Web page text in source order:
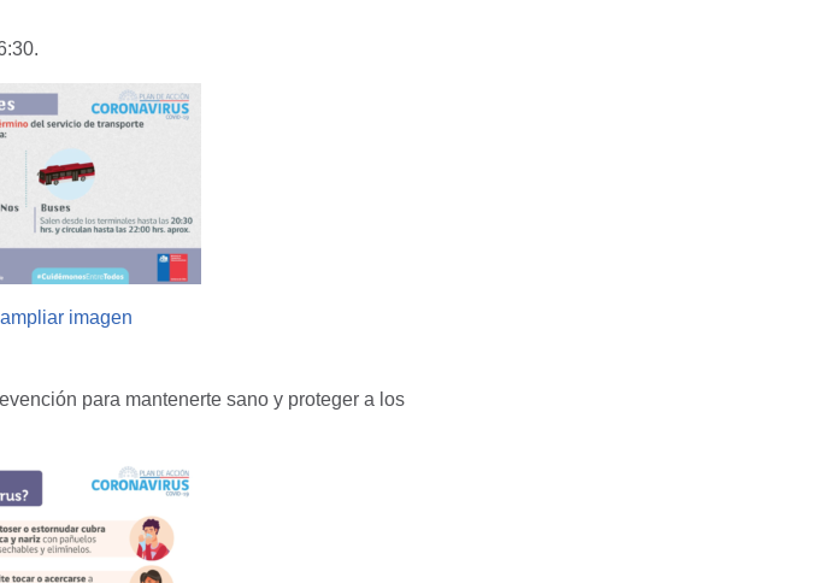
imagen
para mantenerte sano y proteger a los